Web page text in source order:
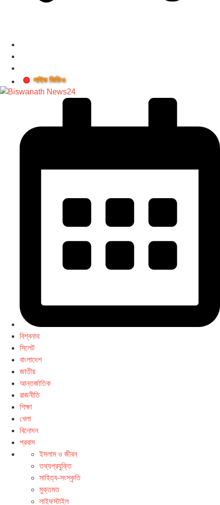
লাইভ ভিডিও
বিশ্বনাথ
সিলেট
বাংলাদেশ
জাতীয়
আন্তর্জাতিক
রাজনীতি
শিক্ষা
খেলা
বিনোদন
প্রবাস
ইসলাম ও জীবন
তথ্যপ্রযুক্তি
সাহিত্য-সংস্কৃতি
মুক্তমত
লাইফস্টাইল